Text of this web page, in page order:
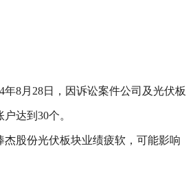
年8月28日，因诉讼案件公司及光伏板
达到30个。
杰股份光伏板块业绩疲软，可能影响